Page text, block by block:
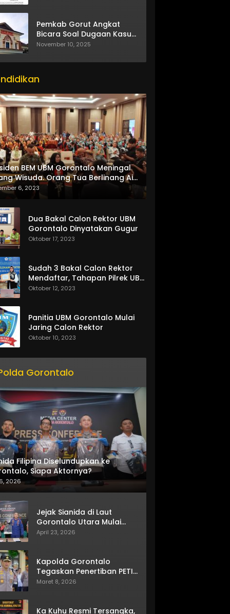
Pemkab Gorut Angkat
Bicara Soal Dugaan Kasus
Asusila Oknum ASN
November 10, 2025
BEM UBM Gorontalo Meningal
Wisuda. Orang Tua Berlinang Air
Menerima SKL dan Pemasangan
6, 2023
Dua Bakal Calon Rektor UBM
Gorontalo Dinyatakan Gugur
Oktober 17, 2023
Sudah 3 Bakal Calon Rektor
Mendaftar, Tahapan Pilrek UBM
Gorontalo Makin Seru
Oktober 12, 2023
Panitia UBM Gorontalo Mulai
Jaring Calon Rektor
Oktober 10, 2023
Gorontalo
Filipina Diselundupkan ke
Siapa Aktornya?
2026
Jejak Sianida di Laut
Gorontalo Utara Mulai
Terkuak
April 23, 2026
Kapolda Gorontalo
Tegaskan Penertiban PETI
Terus Berjalan
Maret 8, 2026
Ka Kuhu Resmi Tersangka,